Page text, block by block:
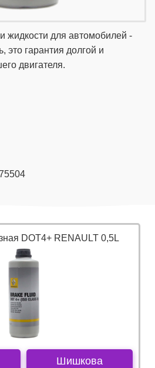
жидкости для автомобилей -
это гарантия долгой и
двигателя.
DOT4+ RENAULT 0,5L
Шишкова